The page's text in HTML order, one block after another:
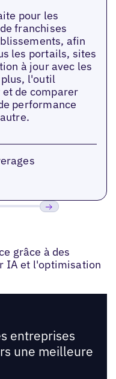
pour les
franchises
afin
les portails, sites
à jour avec les
l'outil
de comparer
performance
grâce à des
IA et l'optimisation
entreprises
une meilleure